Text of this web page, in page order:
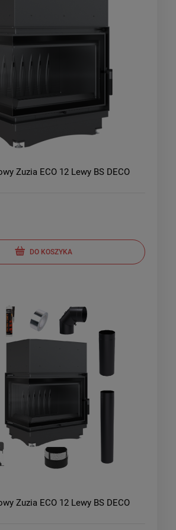
Zuzia ECO 12 Lewy BS DECO
DO KOSZYKA
Zuzia ECO 12 Lewy BS DECO